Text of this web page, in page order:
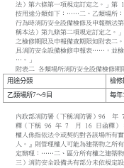
法）第六條第一項規定訂定之。」
按用途分類如下：……二、乙類場所
行為時消防安全設備檢修及申報辦法
稱本法）第九條第二項規定訂定之。
之檢修期限及申報備查期限如附表二
具消防安全設備檢修申報表……，並檢
…。」
附表二 各類場所消防安全設備檢修期限
用途分類 檢修
乙類場所7～9目
每年
內政部消防署（下稱消防署）96 年
釋（下稱 96 年 7 月 16 日函釋）
權人係指依法令或契約對各該場所有實
人。』則管理權人可能為建築物之所有
定辦理：……二、區分所有權之建築物
三）消防安全設備共有部分未依規定設